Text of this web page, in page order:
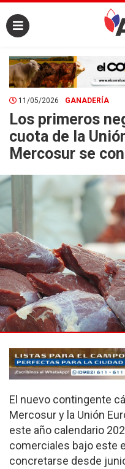
11/05/2026 GANADERÍA
Los primeros
cuota de la
Mercosur se
El nuevo contingente
Mercosur y la Unión
este año calendario
comerciales bajo este
concretarse desde